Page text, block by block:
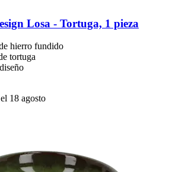
Losa -​ Tortuga, 1 pieza
hierro fundido
tortuga
18 agosto